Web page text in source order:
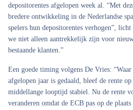
depositorentes afgelopen week al. “Met
bredere ontwikkeling in de Nederlandse
spelers hun depositorentes verhogen”,
we niet alleen aantrekkelijk zijn voor
bestaande klanten.”
Een goede timing volgens De Vries:
afgelopen jaar is gedaald, bleef de rente op
middellange looptijd stabiel. Nu de rente
veranderen omdat de ECB pas op de